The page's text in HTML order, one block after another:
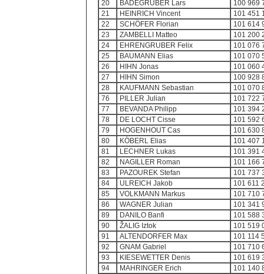
20
BADEGRUBER Lars
100 969
21
HEINRICH Vincent
101 451
22
SCHÖFER Florian
101 614
23
ZAMBELLI Matteo
101 200
24
EHRENGRUBER Felix
101 076
25
BAUMANN Elias
101 070
26
HIHN Jonas
101 060
27
HIHN Simon
100 928
28
KAUFMANN Sebastian
101 070
76
PILLER Julian
101 722
77
BEVANDA Philipp
101 394
78
DE LOCHT Cisse
101 592
79
HOGENHOUT Cas
101 630
80
KÖBERL Elias
101 407
81
LECHNER Lukas
101 391
82
NAGILLER Roman
101 166
83
PAZOUREK Stefan
101 737
84
ULREICH Jakob
101 611
85
VOLKMANN Markus
101 710
86
WAGNER Julian
101 341
89
DANILO Banfi
101 588
90
ŽALIG Iztok
101 519
91
ALTENDORFER Max
101 114
92
GNAM Gabriel
101 710
93
KIESEWETTER Denis
101 619
94
MAHRINGER Erich
101 140